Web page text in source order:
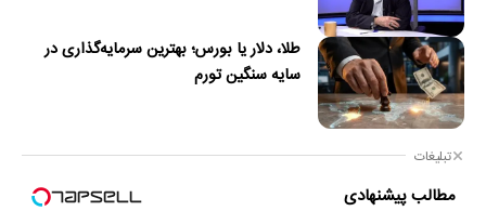
طلا، دلار یا بورس؛ بهترین سرمایه‌گذاری در
سایه سنگین تورم
تبلیغات
مطالب پیشنهادی